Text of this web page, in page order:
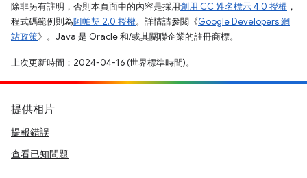
除非另有註明，否則本頁面中的內容是採用創用 CC 姓名標示 4.0 授權 ，
程式碼範例則為阿帕契 2.0 授權。詳情請參閱《Google Developers 網
站政策》。Java 是 Oracle 和/或其關聯企業的註冊商標。
上次更新時間：2024-04-16 (世界標準時間)。
提供相片
提報錯誤
查看已知問題